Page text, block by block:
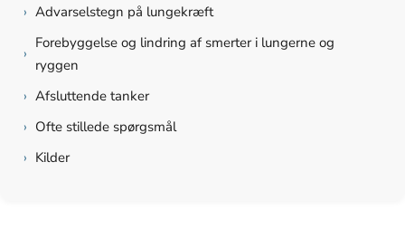
› Advarselstegn på lungekræft
›
Forebyggelse og lindring af smerter i lungerne og
ryggen
› Afsluttende tanker
› Ofte stillede spørgsmål
› Kilder